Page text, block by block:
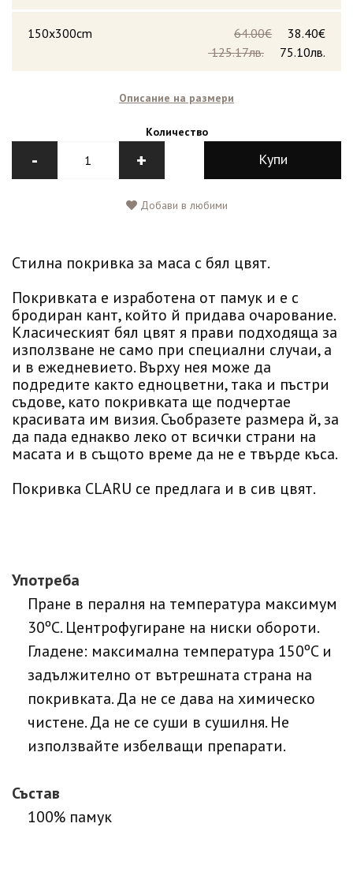
150x300cm 38.40€
64.00€
75.10лв.
125.17лв.
Описание на размери
Количество
- + Купи
Добави в любими
Стилна покривка за маса с бял цвят.
Покривката е изработена от памук и е с
бродиран кант, който й придава очарование.
Класическият бял цвят я прави подходяща за
използване не само при специални случаи, а
и в ежедневието. Върху нея може да
подредите както едноцветни, така и пъстри
съдове, като покривката ще подчертае
красивата им визия. Съобразете размера й, за
да пада еднакво леко от всички страни на
масата и в същото време да не е твърде къса.
Покривка CLARU се предлага и в сив цвят.
Употреба
Пране в пералня на температура максимум
30ºC. Центрофугиране на ниски обороти.
Гладене: максимална температура 150ºC и
задължително от вътрешната страна на
покривката. Да не се дава на химическо
чистене. Да не се суши в сушилня. Не
използвайте избелващи препарати.
Състав
100% памук